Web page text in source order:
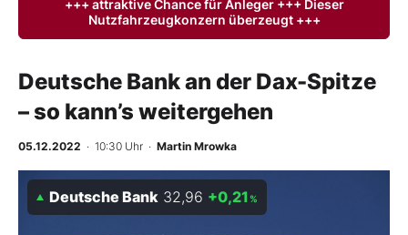
Finanz-Check
BO-Musterdepots
+++ attraktive Chance für Anleger +++ Dieser
Nutzfahrzeugkonzern überzeugt +++
Deutsche Bank an der Dax-Spitze
– so kann’s weitergehen
05.12.2022 · 10:30 Uhr · Martin Mrowka
Deutsche Bank 32,96 +0,21 %